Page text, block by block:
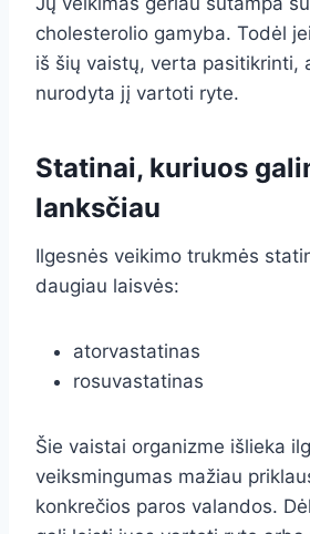
cholesterolio gamyba. Todėl
iš šių vaistų, verta pasitikrinti,
nurodyta jį vartoti ryte.
Statinai, kuriuos
lanksčiau
Ilgesnės veikimo trukmės
daugiau laisvės:
atorvastatinas
rosuvastatinas
Šie vaistai organizme išlieka
veiksmingumas mažiau
konkrečios paros valandos.